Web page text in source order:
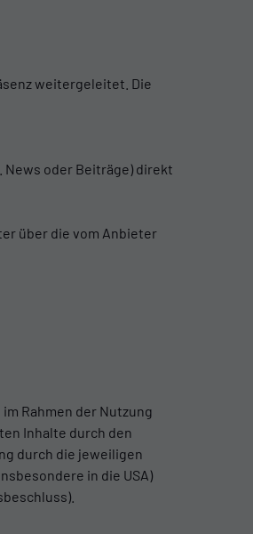
weitergeleitet. Die
News oder Beiträge) direkt
über die vom Anbieter
Rahmen der Nutzung
Inhalte durch den
durch die jeweiligen
in die USA)